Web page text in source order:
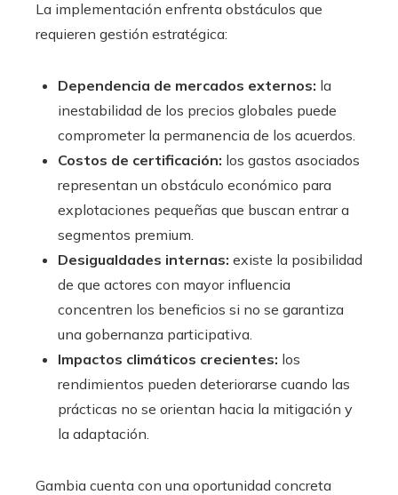
La implementación enfrenta obstáculos que
requieren gestión estratégica:
Dependencia de mercados externos: la
inestabilidad de los precios globales puede
comprometer la permanencia de los acuerdos.
Costos de certificación: los gastos asociados
representan un obstáculo económico para
explotaciones pequeñas que buscan entrar a
segmentos premium.
Desigualdades internas: existe la posibilidad
de que actores con mayor influencia
concentren los beneficios si no se garantiza
una gobernanza participativa.
Impactos climáticos crecientes: los
rendimientos pueden deteriorarse cuando las
prácticas no se orientan hacia la mitigación y
la adaptación.
Gambia cuenta con una oportunidad concreta